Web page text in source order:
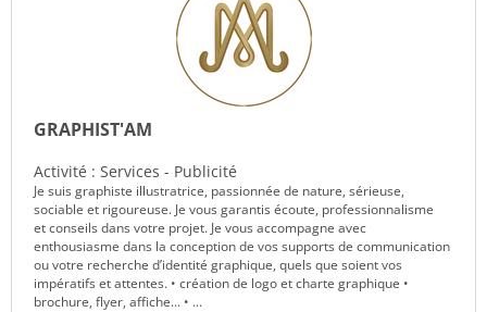
GRAPHIST'AM
Activité : Services - Publicité
Je suis graphiste illustratrice, passionnée de nature, sérieuse,
sociable et rigoureuse. Je vous garantis écoute, professionnalisme
et conseils dans votre projet. Je vous accompagne avec
enthousiasme dans la conception de vos supports de communication
ou votre recherche d’identité graphique, quels que soient vos
impératifs et attentes. • création de logo et charte graphique •
brochure, flyer, affiche... • ...